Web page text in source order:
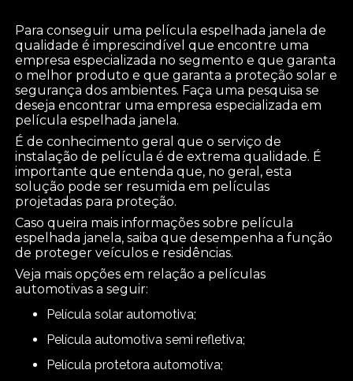
Para conseguir uma película espelhada janela de
qualidade é imprescindível que encontre uma
empresa especializada no segmento e que garanta
o melhor produto e que garanta a proteção solar e
segurança dos ambientes. Faça uma pesquisa se
deseja encontrar uma empresa especializada em
película espelhada janela.
É de conhecimento geral que o serviço de
instalação de película é de extrema qualidade. É
importante que entenda que, no geral, esta
solução pode ser resumida em películas
projetadas para proteção.
Caso queira mais informações sobre película
espelhada janela, saiba que desempenha a função
de proteger veículos e residências.
Veja mais opções em relação a películas
automotivas a seguir:
película solar automotiva;
película automotiva semi refletiva;
película protetora automotiva;